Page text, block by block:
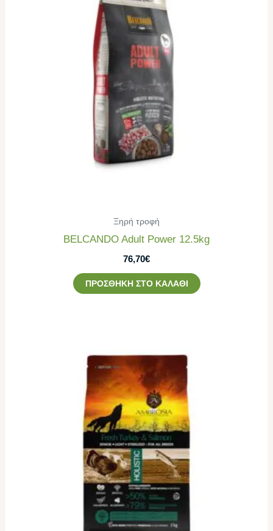
Ξηρή τροφή
BELCANDO Adult Power 12.5kg
76,70€
ΠΡΟΣΘΉΚΗ ΣΤΟ ΚΑΛΆΘΙ